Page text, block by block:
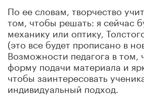
По ее словам, творчество
том, чтобы решать: я сейчас
механику или оптику,
(это все будет прописано в
Возможности педагога в том,
форму подачи материала и
чтобы заинтересовать
индивидуальный подход.